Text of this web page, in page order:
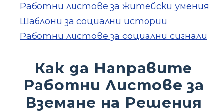
Работни листове за житейски умения
Шаблони за социални истории
Работни листове за социални сигнали
Как да Направите
Работни Листове за
Вземане на Решения